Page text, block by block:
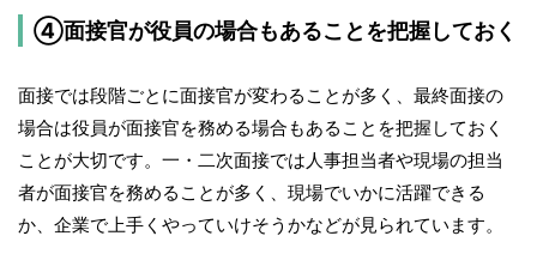
④面接官が役員の場合もあることを把握しておく
面接では段階ごとに面接官が変わることが多く、最終面接の
場合は役員が面接官を務める場合もあることを把握しておく
ことが大切です。一・二次面接では人事担当者や現場の担当
者が面接官を務めることが多く、現場でいかに活躍できる
か、企業で上手くやっていけそうかなどが見られています。